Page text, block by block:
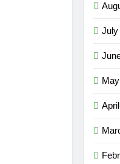
July